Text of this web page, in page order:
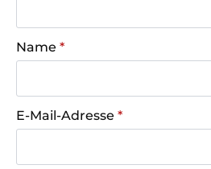
Name *
E-Mail-Adresse *